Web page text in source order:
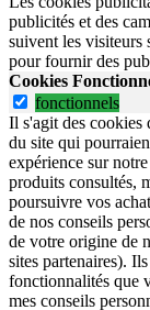
publicités et des
suivent les visiteurs
pour fournir des
Cookies
fonctionnels
Il s'agit des cookies
du site qui
expérience sur
produits consultés,
poursuivre vos
de nos conseils
de votre origine de
sites partenaires).
fonctionnalités que
mes conseils